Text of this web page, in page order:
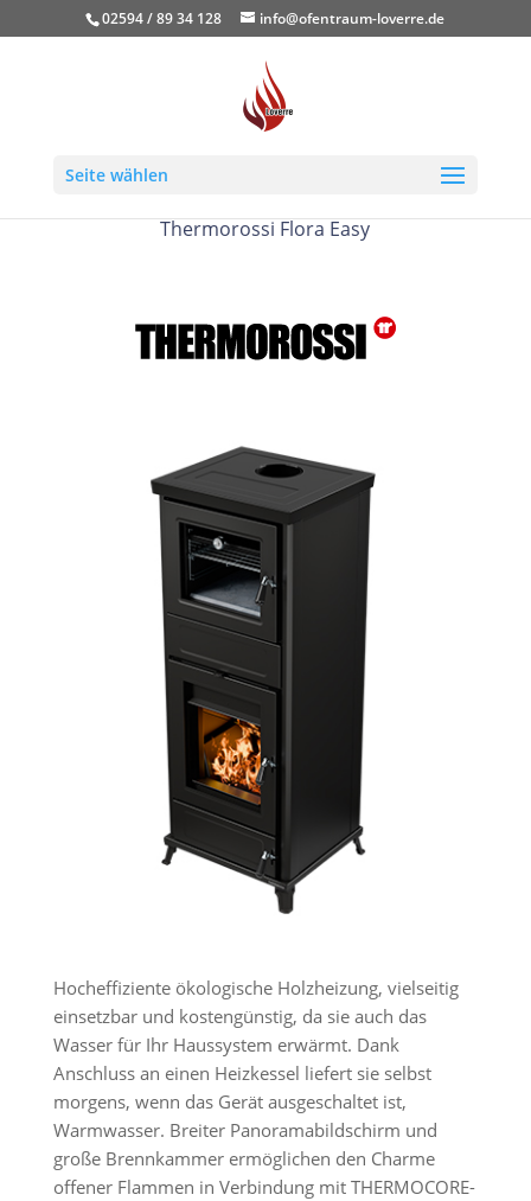
02594 / 89 34 128 info@ofentraum-loverre.de
Seite wählen
Thermorossi Flora Easy
Hocheffiziente ökologische Holzheizung, vielseitig
einsetzbar und kostengünstig, da sie auch das
Wasser für Ihr Haussystem erwärmt. Dank
Anschluss an einen Heizkessel liefert sie selbst
morgens, wenn das Gerät ausgeschaltet ist,
Warmwasser. Breiter Panoramabildschirm und
große Brennkammer ermöglichen den Charme
offener Flammen in Verbindung mit THERMOCORE-